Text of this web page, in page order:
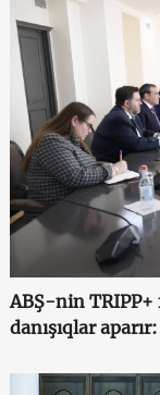
ABŞ-nin
danışıqlar